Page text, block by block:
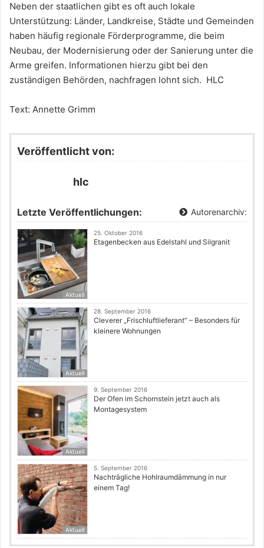
Neben der staatlichen gibt es oft auch lokale
Unterstützung: Länder, Landkreise, Städte und Gemeinden
haben häufig regionale Förderprogramme, die beim
Neubau, der Modernisierung oder der Sanierung unter die
Arme greifen. Informationen hierzu gibt bei den
zuständigen Behörden, nachfragen lohnt sich. HLC
Text: Annette Grimm
Veröffentlicht von:
hlc
Letzte Veröffentlichungen: Autorenarchiv:
Aktuell
25. Oktober 2016
Etagenbecken aus Edelstahl und Silgranit
Aktuell
28. September 2016
Cleverer „Frischluftlieferant“ – Besonders für
kleinere Wohnungen
Aktuell
9. September 2016
Der Ofen im Schornstein jetzt auch als
Montagesystem
Aktuell
5. September 2016
Nachträgliche Hohlraumdämmung in nur
einem Tag!